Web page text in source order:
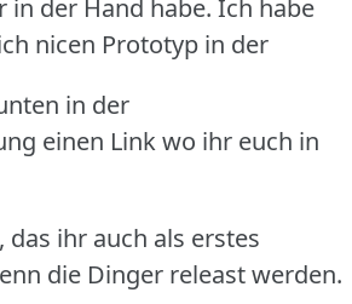
in der Hand habe. Ich habe
nicen Prototyp in der
in der
einen Link wo ihr euch in
ihr auch als erstes
die Dinger releast werden.